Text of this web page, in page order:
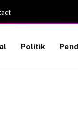
Politik